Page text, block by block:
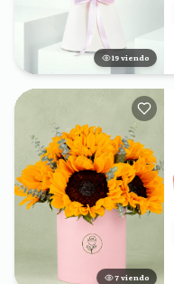
18 viendo
6 viendo